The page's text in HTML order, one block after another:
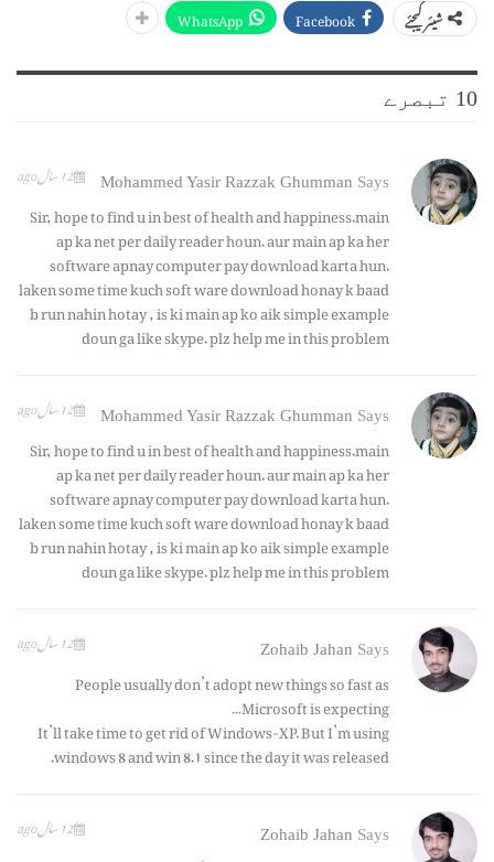
شیئر کیجئے Facebook
WhatsApp
10 تبصرے
Mohammed Yasir Razzak Ghumman Says
Sir, hope to find u in best of health and happiness.main
ap ka net per daily reader houn. aur main ap ka her
software apnay computer pay download karta hun.
laken some time kuch soft ware download honay k baad
b run nahin hotay , is ki main ap ko aik simple example
doun ga like skype. plz help me in this problem
Mohammed Yasir Razzak Ghumman Says
Sir, hope to find u in best of health and happiness.main
ap ka net per daily reader houn. aur main ap ka her
software apnay computer pay download karta hun.
laken some time kuch soft ware download honay k baad
b run nahin hotay , is ki main ap ko aik simple example
doun ga like skype. plz help me in this problem
Zohaib Jahan Says
People usually don’t adopt new things so fast as
Microsoft is expecting…
It’ll take time to get rid of Windows-XP. But I’m using
windows 8 and win 8.1 since the day it was released.
Zohaib Jahan Says